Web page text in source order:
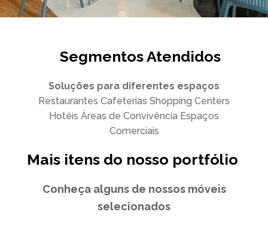
Segmentos Atendidos
Soluções para diferentes espaços
Restaurantes Cafeterias Shopping Centers
Hotéis Áreas de Convivência Espaços
Comerciais
Mais itens do nosso portfólio ​
Conheça alguns de nossos móveis
selecionados